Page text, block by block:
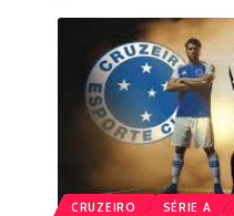
CRUZEIRO SÉRIE A